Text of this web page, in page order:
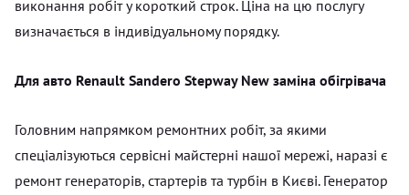
виконання робіт у короткий строк. Ціна на цю послугу
визначається в індивідуальному порядку.
Для авто Renault Sandero Stepway New заміна обігрівача
Головним напрямком ремонтних робіт, за якими
спеціалізуються сервісні майстерні нашої мережі, наразі є
ремонт генераторів, стартерів та турбін в Києві. Генератор